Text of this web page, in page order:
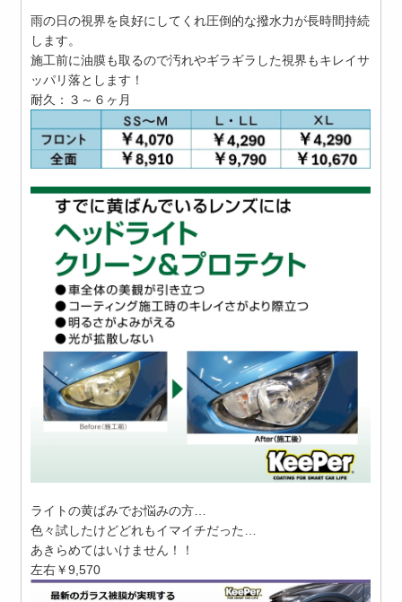
雨の日の視界を良好にしてくれ圧倒的な撥水力が長時間持続
します。
施工前に油膜も取るので汚れやギラギラした視界もキレイサ
ッパリ落とします！
耐久：３～６ヶ月
ライトの黄ばみでお悩みの方…
色々試したけどどれもイマイチだった…
あきらめてはいけません！！
左右￥9,570